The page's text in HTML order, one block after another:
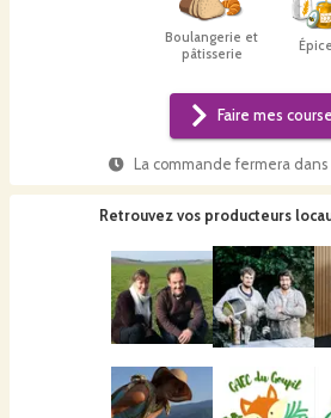
Boulangerie et
pâtisserie
Faire mes
La commande fermera dans
Retrouvez vos producteurs